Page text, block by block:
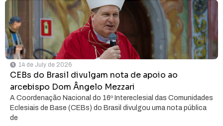
14 de July de 2026
CEBs do Brasil divulgam nota de apoio ao
arcebispo Dom Ângelo Mezzari
A Coordenação Nacional do 16º Intereclesial das Comunidades
Eclesiais de Base (CEBs) do Brasil divulgou uma nota pública
de